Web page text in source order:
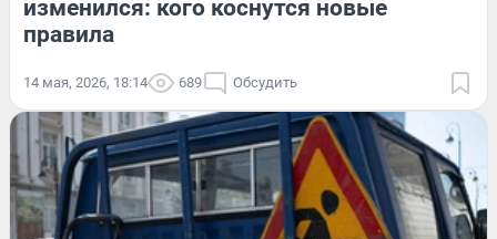
изменился: кого коснутся новые
правила
14 мая, 2026, 18:14 689 Обсудить